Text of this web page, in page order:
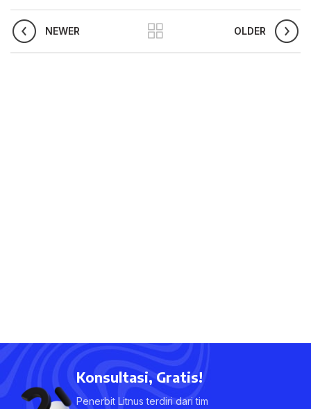
NEWER OLDER
Konsultasi, Gratis!
Penerbit Litnus terdiri dari tim